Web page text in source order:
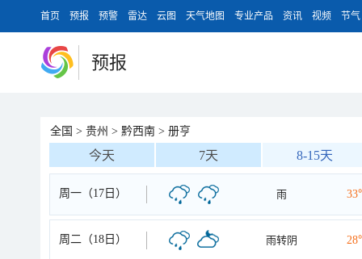
首页 预报 预警 雷达 云图 天气地图 专业产品 资讯 视频 节气
预报
全国 > 贵州 > 黔西南 > 册亨
今天 7天 8-15天
周一（17日） 雨
周二（18日） 雨转阴